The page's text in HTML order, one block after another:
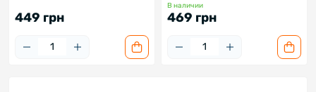
449 грн
В наличии
469 грн